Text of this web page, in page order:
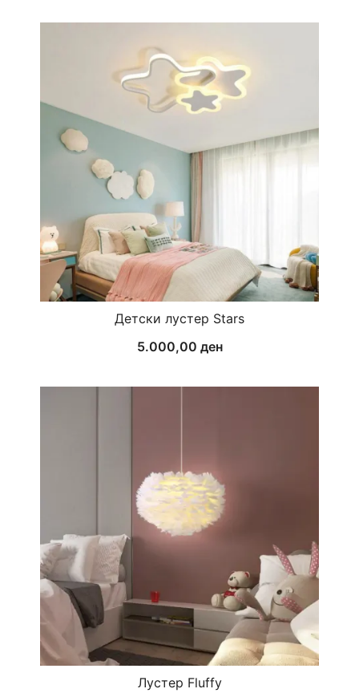
Детски лустер Stars
5.000,00 ден
Лустер Fluffy